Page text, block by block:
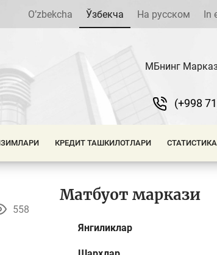
O’zbekcha Ўзбекча На русском In
МБнинг
(+998
КРЕДИТ ТАШКИЛОТЛАРИ СТАТИСТИКА
558
Матбуот маркази
Янгиликлар